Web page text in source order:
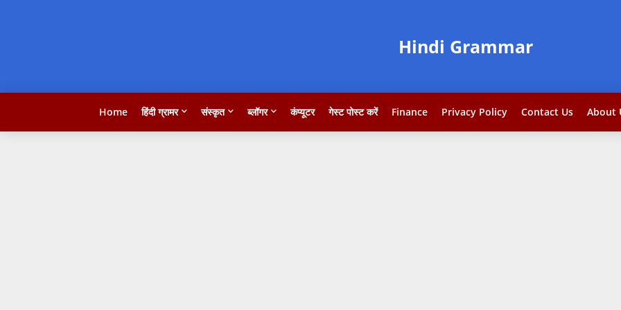
Hindi Grammar
Home हिंदी ग्रामर संस्कृत ब्लॉगर कंप्यूटर गेस्ट पोस्ट करें Finance Privacy Policy Contact Us About